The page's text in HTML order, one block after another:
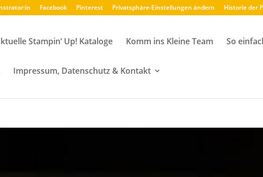
Facebook Pinterest Privatsphäre-Einstellungen ändern Historie der
Stampin‘ Up! Kataloge Komm ins Kleine Team So
Impressum, Datenschutz & Kontakt